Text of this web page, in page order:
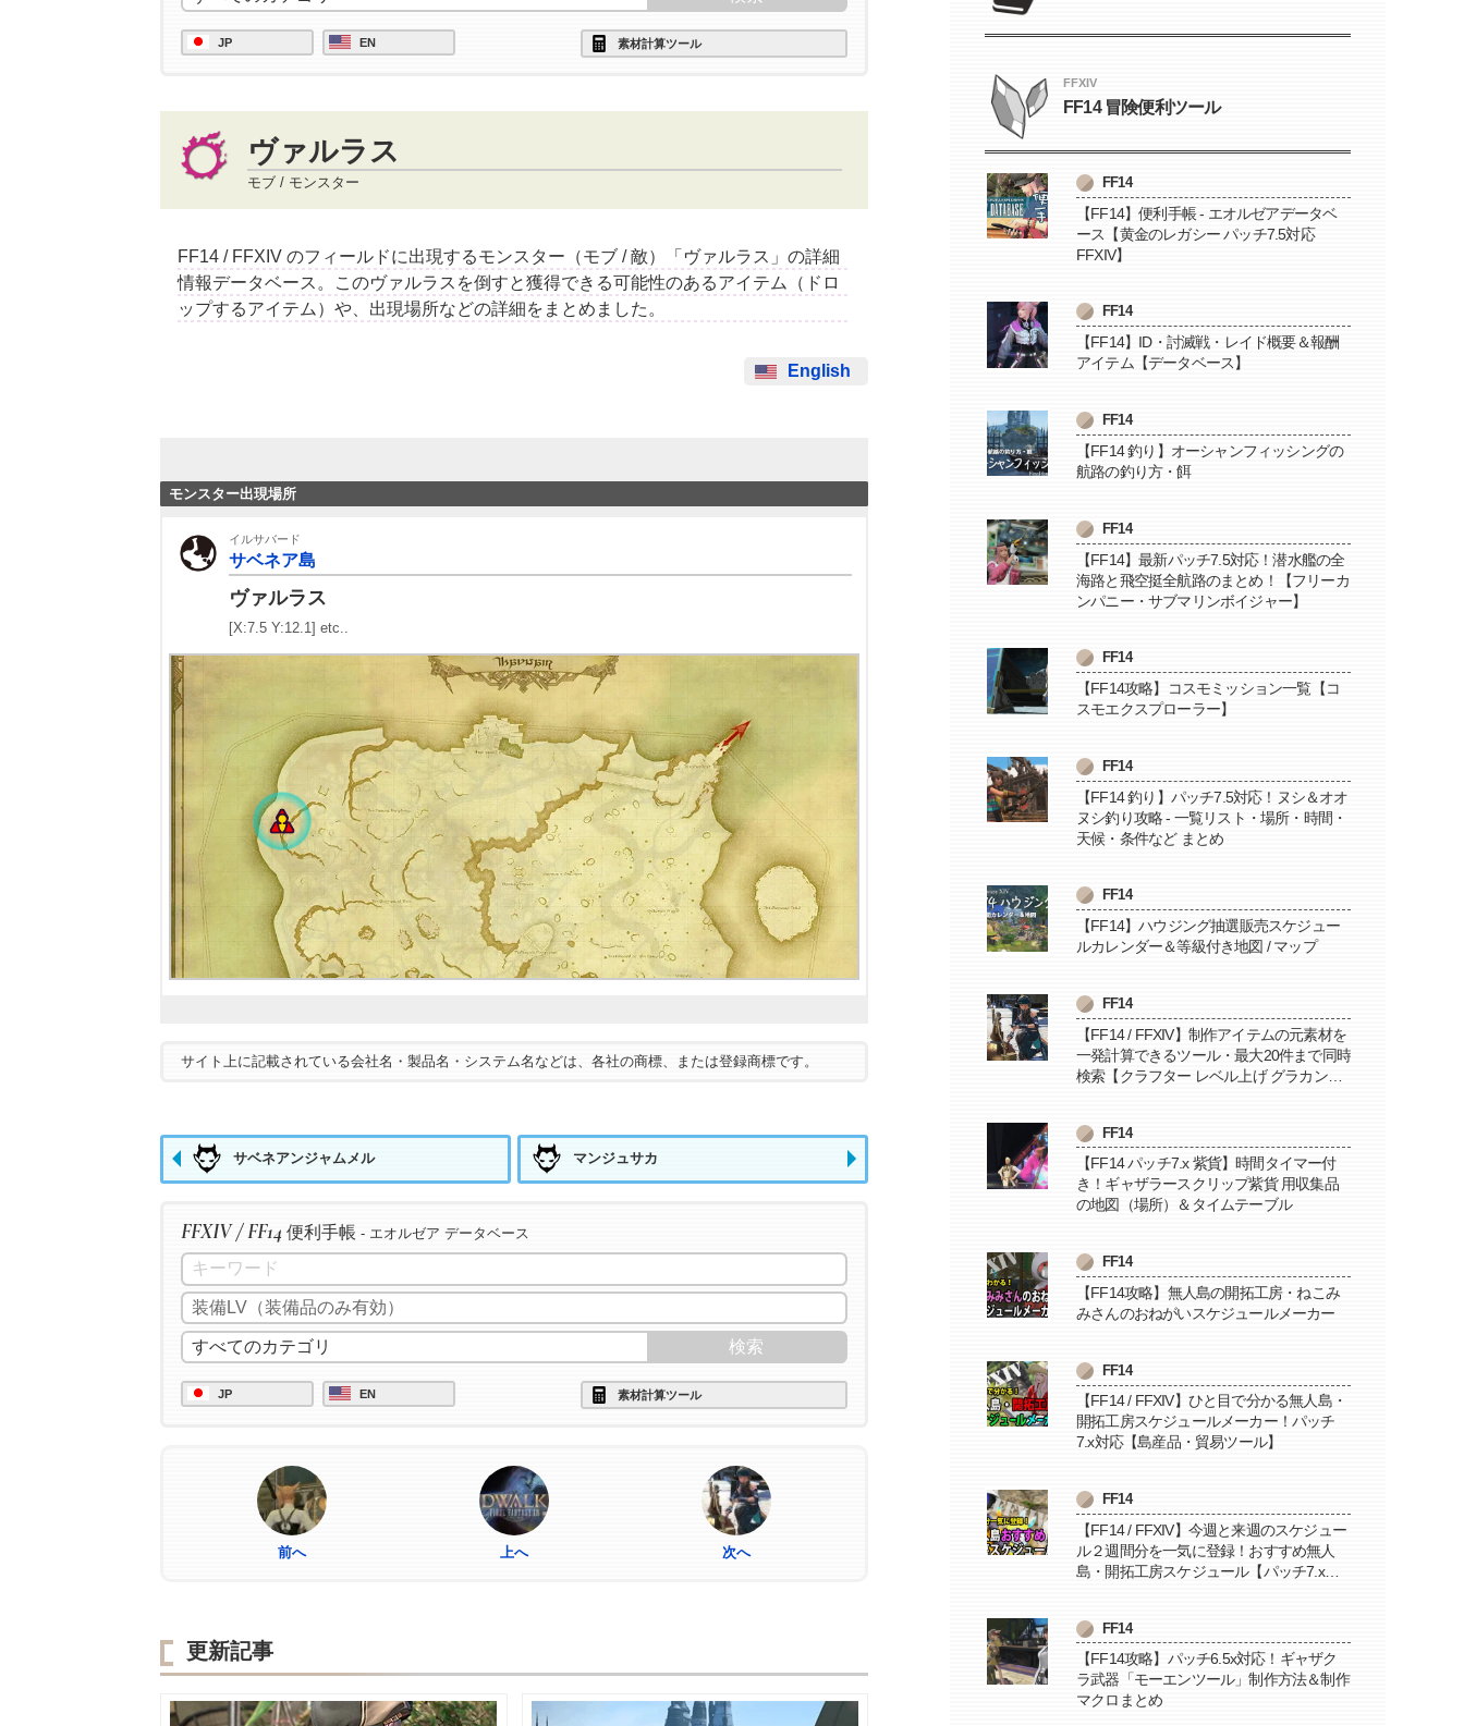
JP EN 素材計算ツール
ヴァルラス
モブ / モンスター
FF14 / FFXIV のフィールドに出現するモンスター（モブ / 敵）「ヴァルラス」の詳細
情報データベース。このヴァルラスを倒すと獲得できる可能性のあるアイテム（ドロ
ップするアイテム）や、出現場所などの詳細をまとめました。
English
モンスター出現場所
イルサバード
サベネア島
ヴァルラス
[X:7.5 Y:12.1] etc..
サイト上に記載されている会社名・製品名・システム名などは、各社の商標、または登録商標です。
サベネアンジャムメル マンジュサカ
FFXIV / FF14 便利手帳 - エオルゼア データベース
JP EN 素材計算ツール
前へ 上へ 次へ
更新記事
FFXIV
FF14 冒険便利ツール
FF14
【FF14】便利手帳 - エオルゼアデータベ
ース【黄金のレガシー パッチ7.5対応
FFXIV】
FF14
【FF14】ID・討滅戦・レイド概要＆報酬
アイテム【データベース】
FF14
【FF14 釣り】オーシャンフィッシングの
航路の釣り方・餌
FF14
【FF14】最新パッチ7.5対応！潜水艦の全
海路と飛空挺全航路のまとめ！【フリーカ
ンパニー・サブマリンボイジャー】
FF14
【FF14攻略】コスモミッション一覧【コ
スモエクスプローラー】
FF14
【FF14 釣り】パッチ7.5対応！ヌシ＆オオ
ヌシ釣り攻略 - 一覧リスト・場所・時間・
天候・条件など まとめ
FF14
【FF14】ハウジング抽選販売スケジュー
ルカレンダー＆等級付き地図 / マップ
FF14
【FF14 / FFXIV】制作アイテムの元素材を
一発計算できるツール・最大20件まで同時
検索【クラフター レベル上げ グラカン納
FF14
【FF14 パッチ7.x 紫貨】時間タイマー付
き！ギャザラースクリップ紫貨 用収集品
の地図（場所）＆タイムテーブル
FF14
【FF14攻略】無人島の開拓工房・ねこみ
みさんのおねがいスケジュールメーカー
FF14
【FF14 / FFXIV】ひと目で分かる無人島・
開拓工房スケジュールメーカー！パッチ
7.x対応【島産品・貿易ツール】
FF14
【FF14 / FFXIV】今週と来週のスケジュー
ル２週間分を一気に登録！おすすめ無人
島・開拓工房スケジュール【パッチ7.x対
FF14
【FF14攻略】パッチ6.5x対応！ギャザク
ラ武器「モーエンツール」制作方法＆制作
マクロまとめ